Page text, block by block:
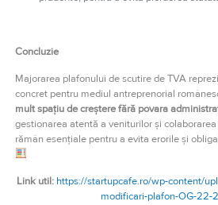
Concluzie
Majorarea plafonului de scutire de TVA
concret pentru mediul antreprenorial
mult spațiu de creștere fără povara
gestionarea atentă a veniturilor și
rămân esențiale pentru a evita erorile și
Link util: https://startupcafe.ro/wp-content/
modificari-plafon-OG-22-